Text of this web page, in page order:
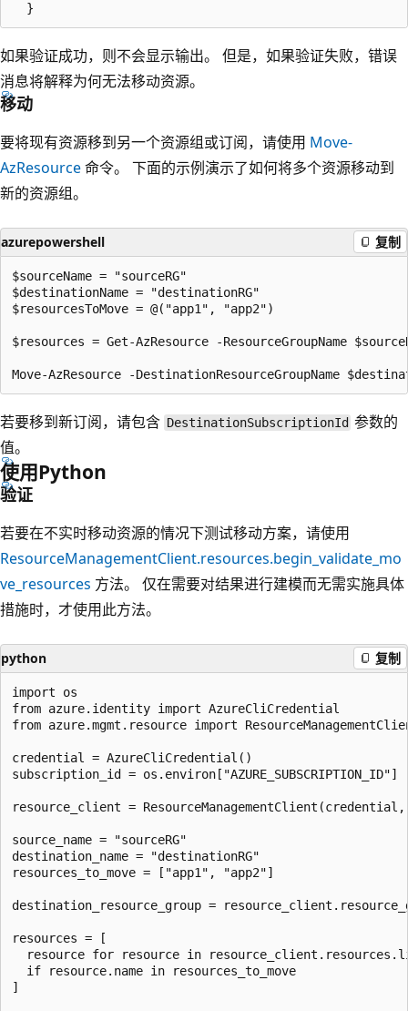
如果验证成功，则不会显示输出。 但是，如果验证失败，错误
消息将解释为何无法移动资源。
移动
要将现有资源移到另一个资源组或订阅，请使用 Move-
AzResource命令。 下面的示例演示了如何将多个资源移动到
新的资源组。
azurepowershell 复制
$sourceName = "sourceRG"
$destinationName = "destinationRG"
$resourcesToMove = @("app1", "app2")
$resources = Get-AzResource -ResourceGroupName
若要移到新订阅，请包含 DestinationSubscriptionId 参数的
值。
使用Python
验证
若要在不实时移动资源的情况下测试移动方案，请使用
ResourceManagementClient.resources.begin_validate_mo
ve_resources 方法。 仅在需要对结果进行建模而无需实施具体
措施时，才使用此方法。
python 复制
import os
from azure.identity import AzureCliCredential
from azure.mgmt.resource import
credential = AzureCliCredential()
subscription_id = os.environ["AZURE_SUBSCRIPTION_ID"]
resource_client =
source_name = "sourceRG"
destination_name = "destinationRG"
resources_to_move = ["app1", "app2"]
destination_resource_group =
resources = [
resource for resource in
  if resource.name in resources_to_move
]